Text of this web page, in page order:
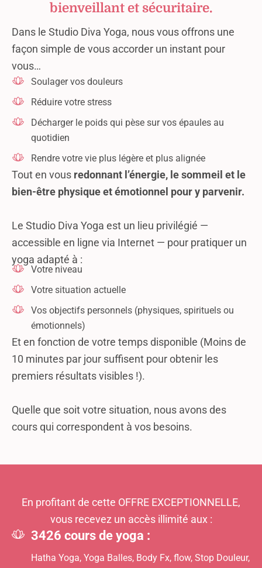
bienveillant et sécuritaire.
Dans le Studio Diva Yoga, nous vous offrons une
façon simple de vous accorder un instant pour
vous…
Soulager vos douleurs
Réduire votre stress
Décharger le poids qui pèse sur vos épaules au
quotidien
Rendre votre vie plus légère et plus alignée
Tout en vous redonnant l’énergie, le sommeil et le
bien-être physique et émotionnel pour y parvenir.
Le Studio Diva Yoga est un lieu privilégié —
accessible en ligne via Internet — pour pratiquer un
yoga adapté à :
Votre niveau
Votre situation actuelle
Vos objectifs personnels (physiques, spirituels ou
émotionnels)
Et en fonction de votre temps disponible (Moins de
10 minutes par jour suffisent pour obtenir les
premiers résultats visibles !).
Quelle que soit votre situation, nous avons des
cours qui correspondent à vos besoins.
En profitant de cette OFFRE EXCEPTIONNELLE,
vous recevez un accès illimité aux :
3426 cours de yoga :
Hatha Yoga, Yoga Balles, Body Fx, flow, Stop Douleur,